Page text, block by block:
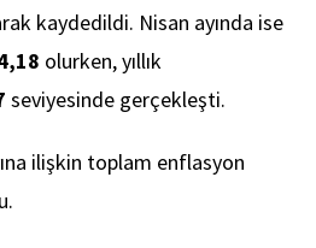
kaydedildi. Nisan ayında ise
olurken, yıllık
seviyesinde gerçekleşti.
ilişkin toplam enflasyon